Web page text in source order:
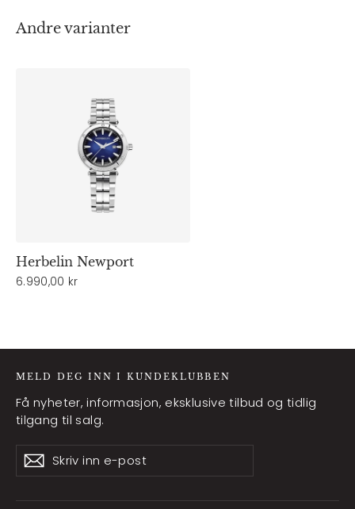
Andre varianter
Herbelin Newport
6.990,00 kr
MELD DEG INN I KUNDEKLUBBEN
Få nyheter, informasjon, eksklusive tilbud og tidlig
tilgang til salg.
Skriv
inn
e-
post
AbonnerAbonner